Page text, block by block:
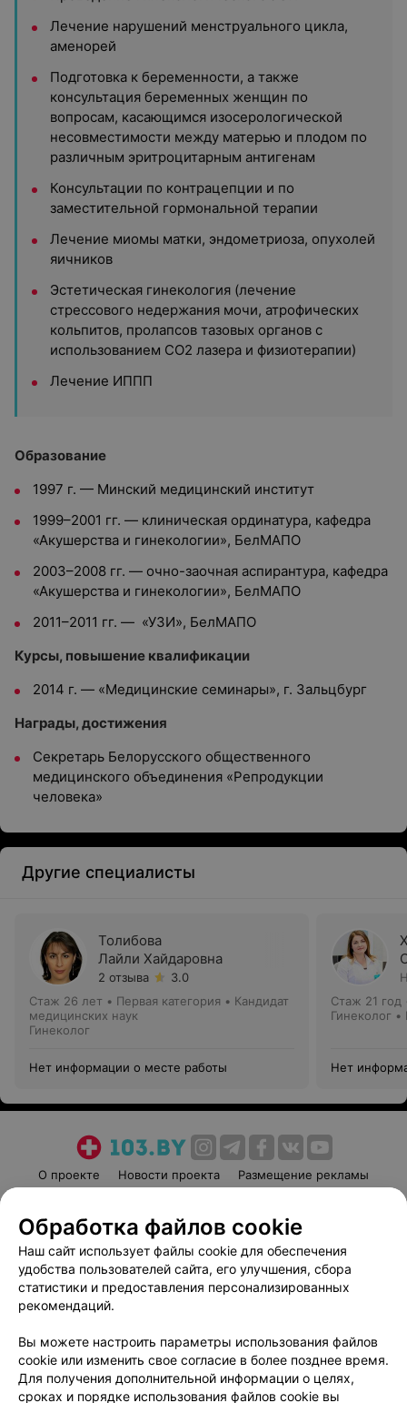
Лечение нарушений менструального цикла,
аменорей
Подготовка к беременности, а также
консультация беременных женщин по
вопросам, касающимся изосерологической
несовместимости между матерью и плодом по
различным эритроцитарным антигенам
Консультации по контрацепции и по
заместительной гормональной терапии
Лечение миомы матки, эндометриоза, опухолей
яичников
Эстетическая гинекология (лечение
стрессового недержания мочи, атрофических
кольпитов, пролапсов тазовых органов с
использованием СО2 лазера и физиотерапии)
Лечение ИППП
Образование
1997 г. — Минский медицинский институт
1999–2001 гг. — клиническая ординатура, кафедра
«Акушерства и гинекологии», БелМАПО
2003–2008 гг. — очно-заочная аспирантура, кафедра
«Акушерства и гинекологии», БелМАПО
2011–2011 гг. — «УЗИ», БелМАПО
Курсы, повышение квалификации
2014 г. — «Медицинские семинары», г. Зальцбург
Награды, достижения
Секретарь Белорусского общественного
медицинского объединения «Репродукции
человека»
Другие специалисты
Толибова
Лайли Хайдаровна
2 отзыва
3.0
Стаж 26 лет • Первая категория • Кандидат
медицинских наук
Гинеколог
Нет информации о месте работы
Стаж 21 год
Гинеколог
Нет
О проекте Новости проекта
Размещение рекламы
Пользовательское соглашение
Способы оплаты
Вакансии
Партнеры
Написать руководителю 103.by
Обработка персональных данных
Обработка файлов cookie
Наш сайт использует файлы cookie для обеспечения
удобства пользователей сайта, его улучшения, сбора
статистики и предоставления персонализированных
рекомендаций.
Вы можете настроить параметры использования файлов
cookie или изменить свое согласие в более позднее время.
Для получения дополнительной информации о целях,
сроках и порядке использования файлов cookie вы